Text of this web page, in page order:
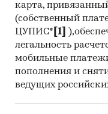
карта,
(собственный
ЦУПИС* [1]
легальность
мобильные
пополнения и
ведущих